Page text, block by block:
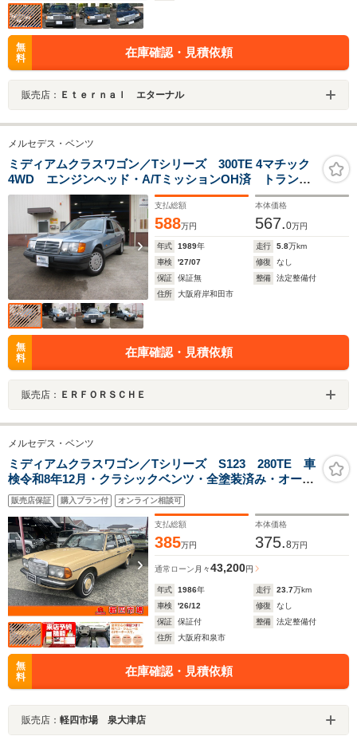
無
料
在庫確認・見積依頼
販売店： Ｅｔｅｒｎａｌ エターナル
メルセデス・ベンツ
ミディアムクラスワゴン／Tシリーズ 300TE 4マチック
4WD エンジンヘッド・A/TミッションOH済 トランス
ファー対策済
支払総額
588万円
本体価格
567.0万円
年式 1989年 走行 5.8万km
車検
'27/07 修復
なし
保証
保証無 整備
法定整備付
住所
大阪府岸和田市
無
料
在庫確認・見積依頼
販売店： ＥＲＦＯＲＳＣＨＥ
メルセデス・ベンツ
ミディアムクラスワゴン／Tシリーズ S123 280TE 車
検令和8年12月・クラシックベンツ・全塗装済み・オート
マチック・運転席パワーウィンドウ・ルーフレール・1ナ
ンバー登録・5人乗り・ETC・前後ドラレコ・ホワイトリ
ボンタイヤ
販売店保証 購入プラン付 オンライン相談可
支払総額
385万円
本体価格
375.8万円
通常ローン 月々43,200円
年式 1986年 走行 23.7万km
車検
'26/12 修復
なし
保証
保証付 整備
法定整備付
住所
大阪府和泉市
無
料
在庫確認・見積依頼
販売店： 軽四市場 泉大津店